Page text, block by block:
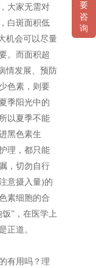
大家无需对
白斑面积低
机会可以尽量
。而面积超
情发展、预防
色素，则要
季阳光中的
以夏季不能
黑色素生
理，都只能
，切勿自行
意摄入量)的
素细胞的合
”，在医学上
正道。
有用吗？理
要
咨
询